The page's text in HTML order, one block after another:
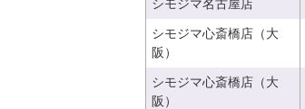
シモジマ名古屋店
シモジマ心斎橋店（大
阪）
シモジマ心斎橋店（大
阪）